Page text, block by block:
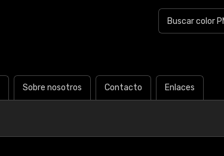
Sobre nosotros Contacto Enlaces